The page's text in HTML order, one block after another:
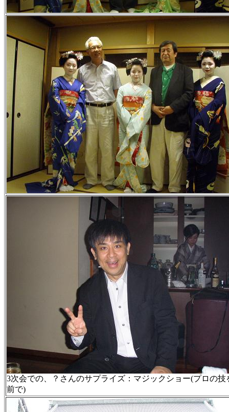
3次会での、？さんのサプライズ：マジックショー(プロの技
前で)